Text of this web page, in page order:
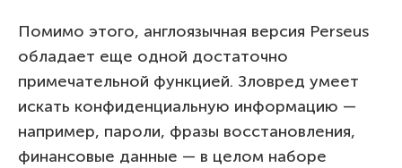
Помимо этого, англоязычная версия Perseus
обладает еще одной достаточно
примечательной функцией. Зловред умеет
искать конфиденциальную информацию —
например, пароли, фразы восстановления,
финансовые данные — в целом наборе